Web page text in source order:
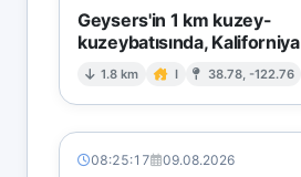
Geysers'in 1 km kuzey-
kuzeybatısında, Kaliforniya
1.8 km I 38.78, -122.76
08:25:17 09.08.2026